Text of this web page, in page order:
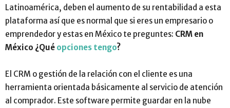
Latinoamérica, deben el aumento de su rentabilidad a esta
plataforma así que es normal que si eres un empresario o
emprendedor y estas en México te preguntes: CRM en
México ¿Qué opciones tengo?
El CRM o gestión de la relación con el cliente es una
herramienta orientada básicamente al servicio de atención
al comprador. Este software permite guardar en la nube